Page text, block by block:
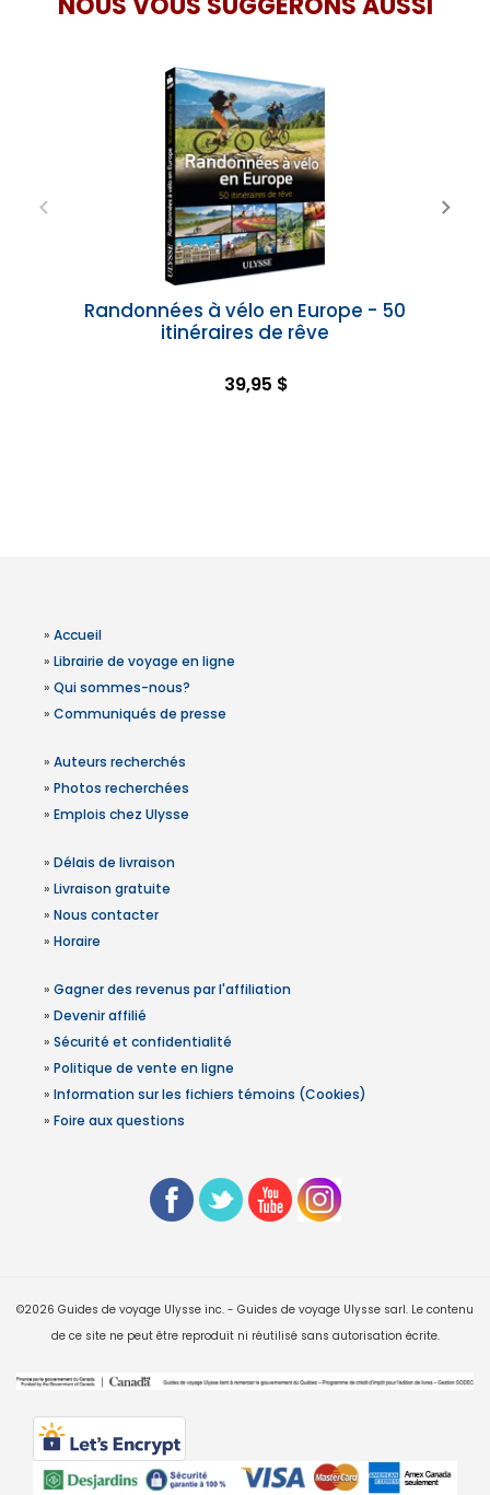
Randonnées à vélo en Europe - 50
itinéraires de rêve
39,95 $
» Accueil
» Librairie de voyage en ligne
» Qui sommes-nous?
» Communiqués de presse
» Auteurs recherchés
» Photos recherchées
» Emplois chez Ulysse
» Délais de livraison
» Livraison gratuite
» Nous contacter
» Horaire
» Gagner des revenus par l'affiliation
» Devenir affilié
» Sécurité et confidentialité
» Politique de vente en ligne
» Information sur les fichiers témoins (Cookies)
» Foire aux questions
©2026 Guides de voyage Ulysse inc. - Guides de voyage Ulysse sarl. Le contenu
de ce site ne peut être reproduit ni réutilisé sans autorisation écrite.